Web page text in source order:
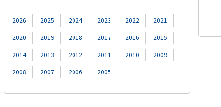
2026 2025 2024 2023 2022
2021
2020
2019 2018 2017 2016
2015
2014
2013 2012 2011 2010
2009
2008
2007 2006 2005